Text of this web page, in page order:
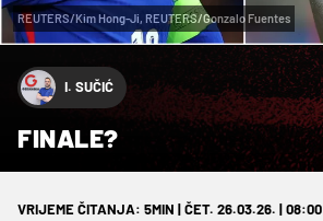
REUTERS/Kim Hong-Ji, REUTERS/Gonzalo Fuentes
I. SUČIĆ
FINALE?
VRIJEME ČITANJA: 5MIN | ČET. 26.03.26. | 08:00